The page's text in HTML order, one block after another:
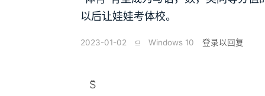
以后让娃娃考体校。
2023-01-02 ⫑ Windows 10 登录以回复
S̆̈